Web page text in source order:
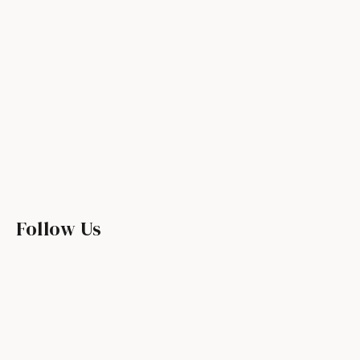
Follow Us